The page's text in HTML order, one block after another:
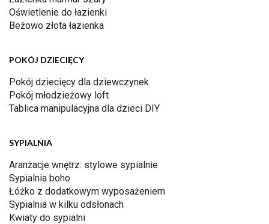
Oświetlenie do łazienki
Beżowo złota łazienka
POKÓJ DZIECIĘCY
Pokój dziecięcy dla dziewczynek
Pokój młodzieżowy loft
Tablica manipulacyjna dla dzieci DIY
SYPIALNIA
Aranżacje wnętrz: stylowe sypialnie
Sypialnia boho
Łóżko z dodatkowym wyposażeniem
Sypialnia w kilku odsłonach
Kwiaty do sypialni